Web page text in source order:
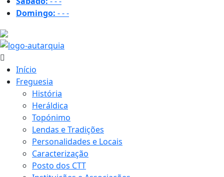
Domingo: ---
Início
Freguesia
História
Heráldica
Topónimo
Lendas e Tradições
Personalidades e Locais
Caracterização
Posto dos CTT